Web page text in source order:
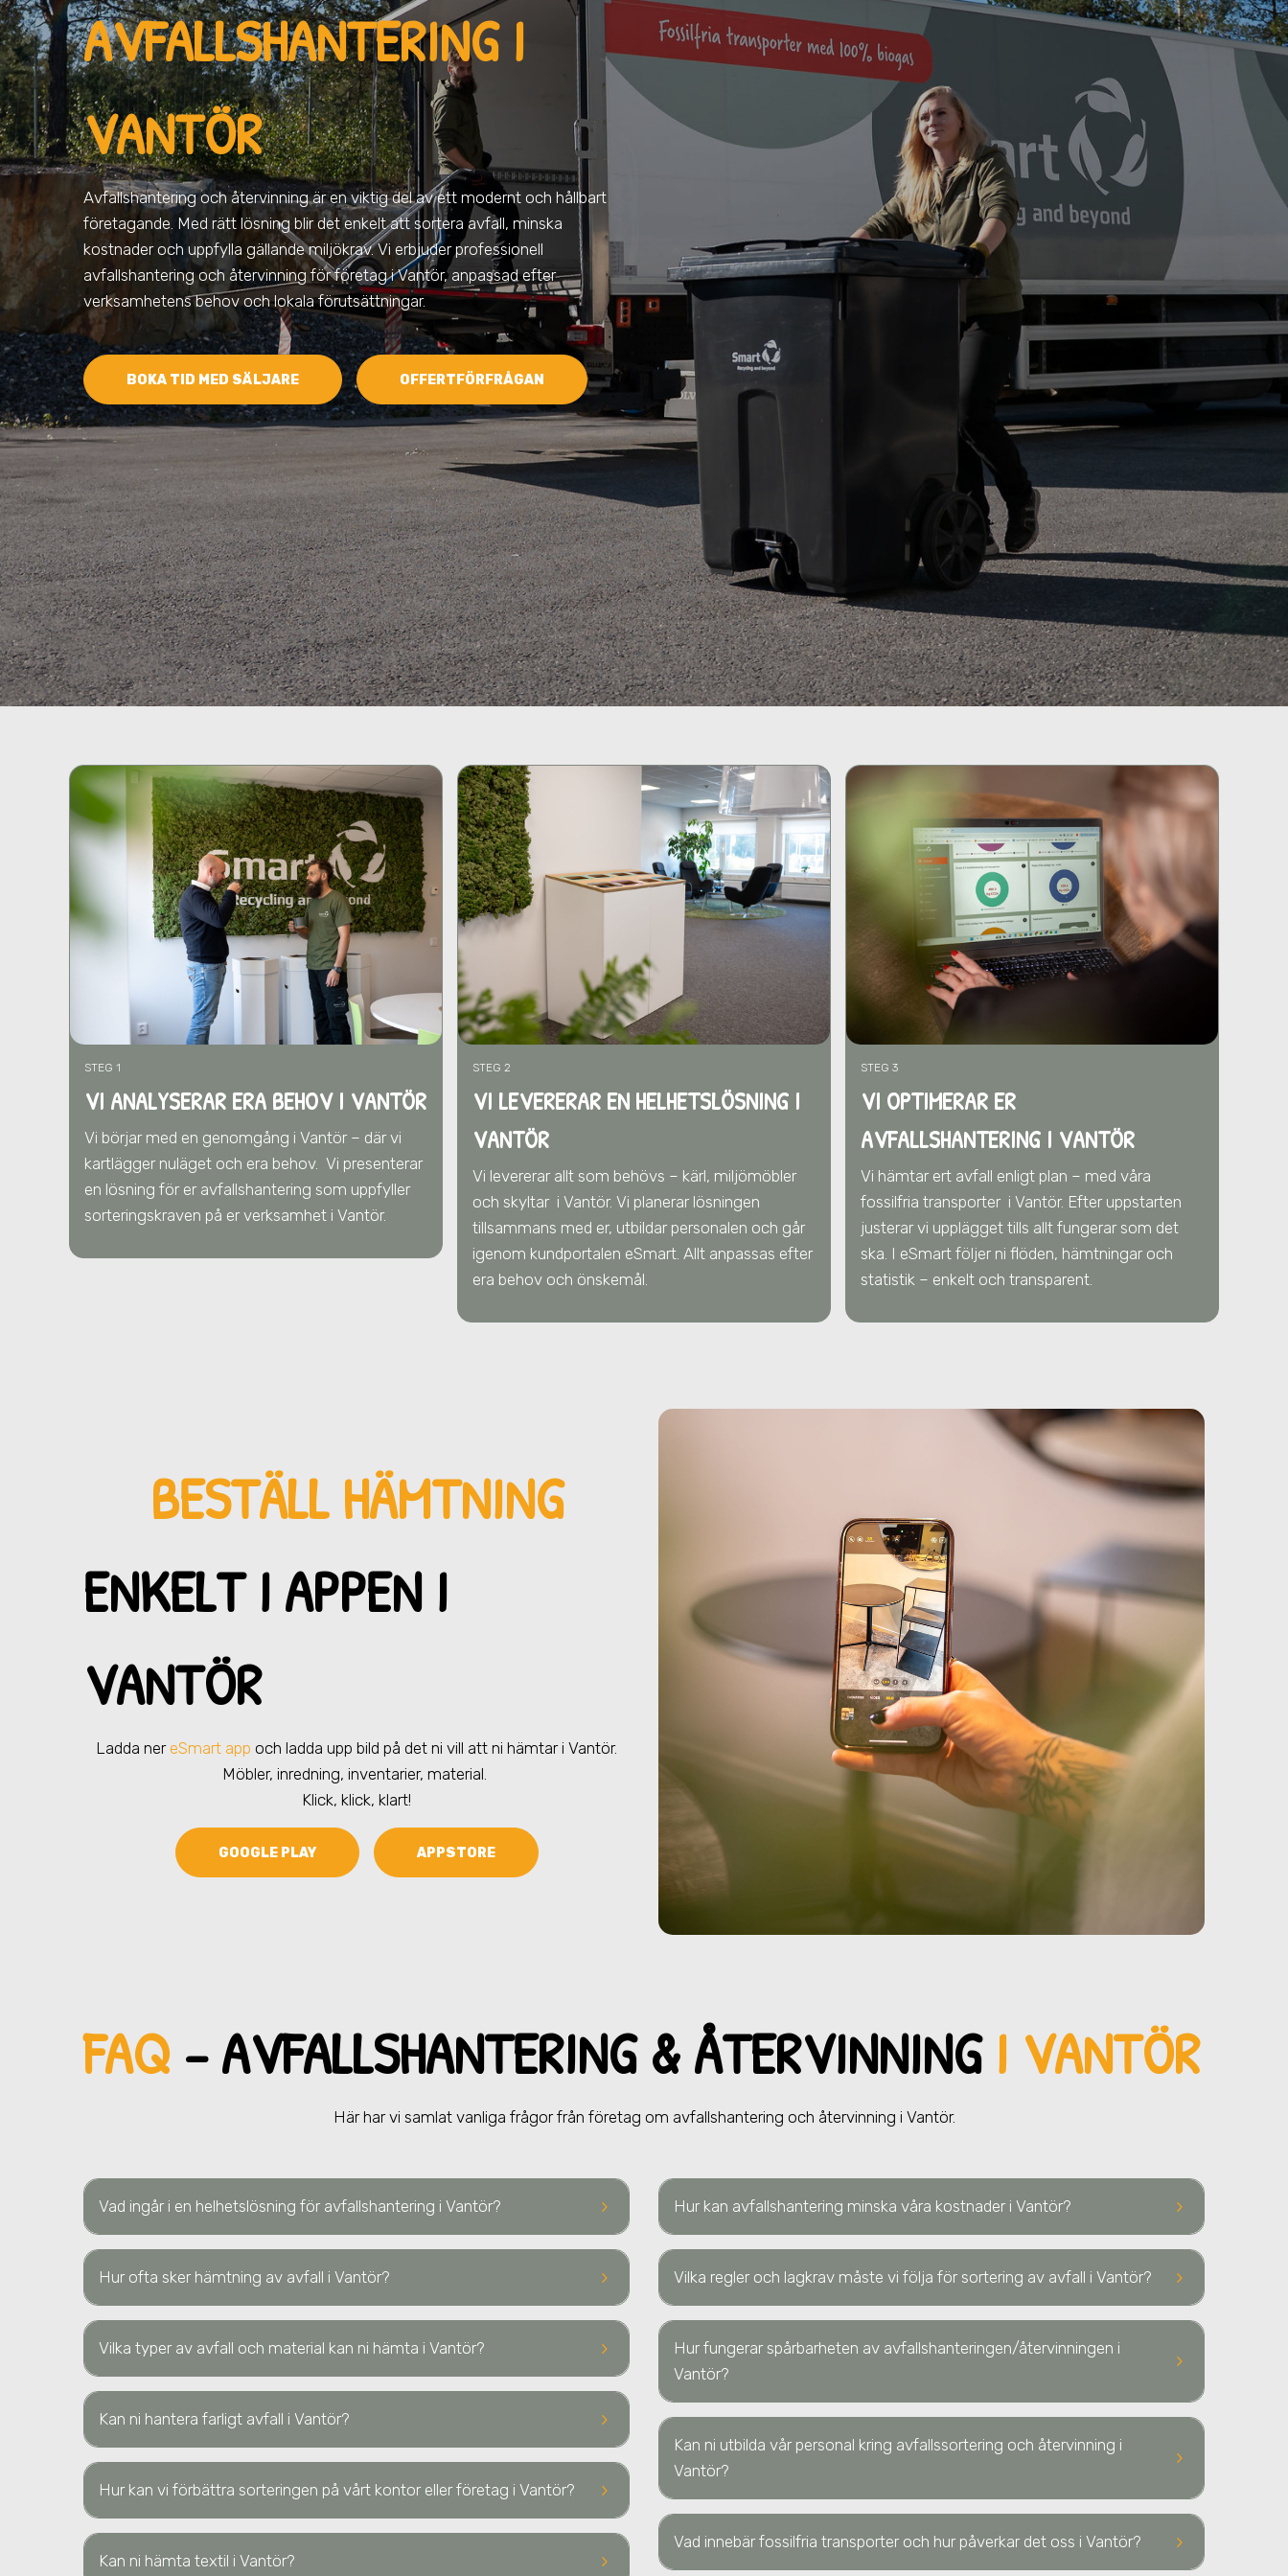
AVFALLSHANTERING I
VANTÖR
Avfallshantering och återvinning är en viktig del av ett modernt och hållbart
företagande. Med rätt lösning blir det enkelt att sortera avfall, minska
kostnader och uppfylla gällande miljökrav. Vi erbjuder professionell
avfallshantering och återvinning för företag i Vantör, anpassad efter
verksamhetens behov och lokala förutsättningar.
BOKA TID MED SÄLJARE OFFERTFÖRFRÅGAN
STEG 1
VI ANALYSERAR ERA BEHOV I VANTÖR
Vi börjar med en genomgång i Vantör – där vi
kartlägger nuläget och era behov. Vi presenterar
en lösning för er avfallshantering som uppfyller
sorteringskraven på er verksamhet i Vantör.
STEG 2
VI LEVERERAR EN HELHETSLÖSNING I
VANTÖR
Vi levererar allt som behövs – kärl, miljömöbler
och skyltar i Vantör. Vi planerar lösningen
tillsammans med er, utbildar personalen och går
igenom kundportalen eSmart. Allt anpassas efter
era behov och önskemål.
STEG 3
VI OPTIMERAR ER
AVFALLSHANTERING I VANTÖR
Vi hämtar ert avfall enligt plan – med våra
fossilfria transporter i Vantör. Efter uppstarten
justerar vi upplägget tills allt fungerar som det
ska. I eSmart följer ni flöden, hämtningar och
statistik – enkelt och transparent.
BESTÄLL HÄMTNING
ENKELT I APPEN I
VANTÖR
Ladda ner eSmart app och ladda upp bild på det ni vill att ni hämtari Vantör.
Möbler, inredning, inventarier, material.
Klick, klick, klart!
GOOGLE PLAY APPSTORE
FAQ– AVFALLSHANTERING & ÅTERVINNINGI VANTÖR
Här har vi samlat vanliga frågor från företag om avfallshantering och återvinning i Vantör.
keyboard_arrow_right
Vad ingår i en helhetslösning för avfallshantering i Vantör?
keyboard_arrow_right
Hur ofta sker hämtning av avfall i Vantör?
keyboard_arrow_right
Vilka typer av avfall och material kan ni hämta i Vantör?
keyboard_arrow_right
Kan ni hantera farligt avfall i Vantör?
keyboard_arrow_right
Hur kan vi förbättra sorteringen på vårt kontor eller företag i Vantör?
keyboard_arrow_right
Kan ni hämta textil i Vantör?
keyboard_arrow_right
Hur kan avfallshantering minska våra kostnader i Vantör?
keyboard_arrow_right
Vilka regler och lagkrav måste vi följa för sortering av avfall i Vantör?
keyboard_arrow_right
Hur fungerar spårbarheten av avfallshanteringen/återvinningen i
Vantör?
keyboard_arrow_right
Kan ni utbilda vår personal kring avfallssortering och återvinning i
Vantör?
keyboard_arrow_right
Vad innebär fossilfria transporter och hur påverkar det oss i Vantör?